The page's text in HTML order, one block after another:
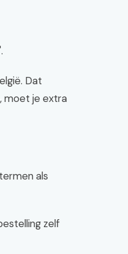
Dat
moet je extra
als
zelf